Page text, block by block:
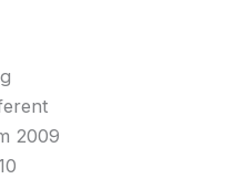
2009